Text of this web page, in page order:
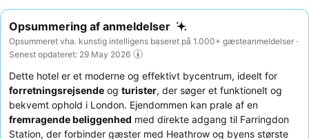
Opsummering af anmeldelser
Opsummeret vha. kunstig intelligens baseret på 1.000+ gæsteanmeldelser ·
Senest opdateret: 29 May 2026
Dette hotel er et moderne og effektivt bycentrum, ideelt for
forretningsrejsende og turister, der søger et funktionelt og
bekvemt ophold i London. Ejendommen kan prale af en
fremragende beliggenhed med direkte adgang til Farringdon
Station, der forbinder gæster med Heathrow og byens største